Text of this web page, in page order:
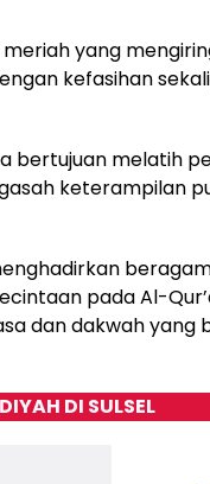
yang
kefasihan
bertujuan melatih
keterampilan
pada Al-
dan dakwah yang
DI SULSEL